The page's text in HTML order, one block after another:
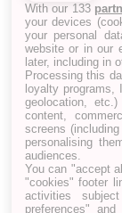
With our 133
your devices
your personal
website or in our
later, including in
Processing this
loyalty programs,
geolocation,
content,
screens
personalising
audiences.
You can "accept
"cookies" footer
activities
preferences"